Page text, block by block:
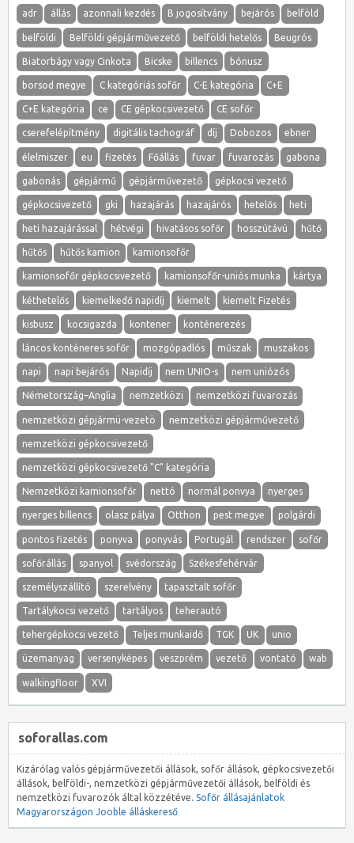
adr állás azonnali kezdés B jogosítvány bejárós belföld
belföldi Belföldi gépjárművezető belföldi hetelős Beugrós
Biatorbágy vagy Cinkota Bicske billencs bónusz
borsod megye C kategóriás sofőr C-E kategória C+E
C+E kategória ce CE gépkocsivezető CE sofőr
cserefelépítmény digitális tachográf díj Dobozos ebner
élelmiszer eu fizetés Főállás fuvar fuvarozás gabona
gabonás gépjármű gépjárművezető gépkocsi vezető
gépkocsivezető gki hazajárás hazajárós hetelős heti
heti hazajárással hétvégi hivatásos sofőr hosszútávú hűtő
hűtős hűtős kamion kamionsofőr
kamionsofőr gépkocsivezető kamionsofőr-uniós munka kártya
kéthetelős kiemelkedő napidíj kiemelt kiemelt Fizetés
kisbusz kocsigazda kontener konténerezés
láncos konténeres sofőr mozgópadlós műszak muszakos
napi napi bejárós Napidíj nem UNIO-s nem uniózós
Németország–Anglia nemzetközi nemzetközi fuvarozás
nemzetközi gépjármü-vezetö nemzetközi gépjárművezető
nemzetközi gépkocsivezető
nemzetközi gépkocsivezető "C" kategória
Nemzetközi kamionsofőr nettó normál ponvya nyerges
nyerges billencs olasz pálya Otthon pest megye polgárdi
pontos fizetés ponyva ponyvás Portugál rendszer sofőr
sofőrállás spanyol svédország Székesfehérvár
személyszállító szerelvény tapasztalt sofőr
Tartálykocsi vezető tartályos teherautó
tehergépkocsi vezető Teljes munkaidő TGK UK unio
üzemanyag versenyképes veszprém vezető vontató wab
walkingfloor XVI
soforallas.com
Kizárólag valós gépjárművezetői állások, sofőr állások, gépkocsivezetői
állások, belföldi-, nemzetközi gépjárművezetői állások, belföldi és
nemzetközi fuvarozók által közzétéve. Sofőr állásajánlatok
Magyarországon Jooble álláskereső